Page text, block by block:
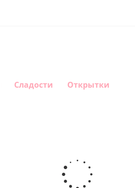
Сладости Открытки
гелиевый
цифра 1
(40х102